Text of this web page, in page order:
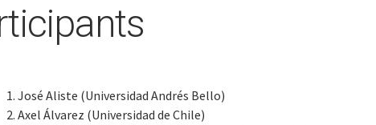
José Aliste (Universidad Andrés Bello)
Axel Álvarez (Universidad de Chile)